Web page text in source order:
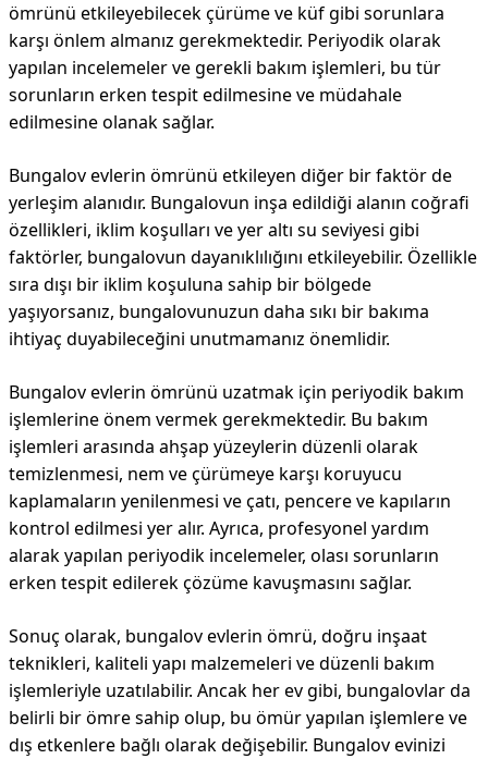
ömrünü etkileyebilecek çürüme ve küf gibi sorunlara
karşı önlem almanız gerekmektedir. Periyodik olarak
yapılan incelemeler ve gerekli bakım işlemleri, bu tür
sorunların erken tespit edilmesine ve müdahale
edilmesine olanak sağlar.
Bungalov evlerin ömrünü etkileyen diğer bir faktör de
yerleşim alanıdır. Bungalovun inşa edildiği alanın coğrafi
özellikleri, iklim koşulları ve yer altı su seviyesi gibi
faktörler, bungalovun dayanıklılığını etkileyebilir. Özellikle
sıra dışı bir iklim koşuluna sahip bir bölgede
yaşıyorsanız, bungalovunuzun daha sıkı bir bakıma
ihtiyaç duyabileceğini unutmamanız önemlidir.
Bungalov evlerin ömrünü uzatmak için periyodik bakım
işlemlerine önem vermek gerekmektedir. Bu bakım
işlemleri arasında ahşap yüzeylerin düzenli olarak
temizlenmesi, nem ve çürümeye karşı koruyucu
kaplamaların yenilenmesi ve çatı, pencere ve kapıların
kontrol edilmesi yer alır. Ayrıca, profesyonel yardım
alarak yapılan periyodik incelemeler, olası sorunların
erken tespit edilerek çözüme kavuşmasını sağlar.
Sonuç olarak, bungalov evlerin ömrü, doğru inşaat
teknikleri, kaliteli yapı malzemeleri ve düzenli bakım
işlemleriyle uzatılabilir. Ancak her ev gibi, bungalovlar da
belirli bir ömre sahip olup, bu ömür yapılan işlemlere ve
dış etkenlere bağlı olarak değişebilir. Bungalov evinizi